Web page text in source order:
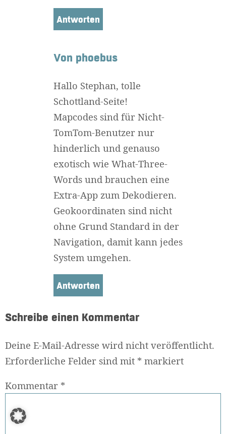
Antworten
Von phoebus
Hallo Stephan, tolle
Schottland-Seite!
Mapcodes sind für Nicht-
TomTom-Benutzer nur
hinderlich und genauso
exotisch wie What-Three-
Words und brauchen eine
Extra-App zum Dekodieren.
Geokoordinaten sind nicht
ohne Grund Standard in der
Navigation, damit kann jedes
System umgehen.
Antworten
Schreibe einen Kommentar
Deine E-Mail-Adresse wird nicht veröffentlicht.
Erforderliche Felder sind mit * markiert
Kommentar *